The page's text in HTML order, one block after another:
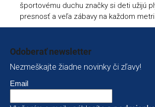
športovému duchu značky si deti užijú
presnosť a veľa zábavy na každom
Odoberať newsletter
Nezmeškajte žiadne novinky či zľavy!
Email